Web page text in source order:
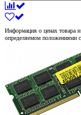
Информация о ценах товара и
определяемом положениями